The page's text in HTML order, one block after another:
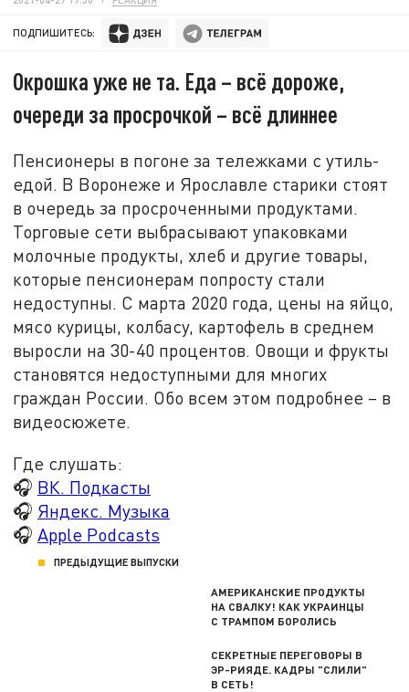
ПОДПИШИТЕСЬ:
Окрошка уже не та. Еда – всё дороже,
очереди за просрочкой – всё длиннее
Пенсионеры в погоне за тележками с утиль-
едой. В Воронеже и Ярославле старики стоят
в очередь за просроченными продуктами.
Торговые сети выбрасывают упаковками
молочные продукты, хлеб и другие товары,
которые пенсионерам попросту стали
недоступны. С марта 2020 года, цены на яйцо,
мясо курицы, колбасу, картофель в среднем
выросли на 30-40 процентов. Овощи и фрукты
становятся недоступными для многих
граждан России. Обо всем этом подробнее – в
видеосюжете.
Где слушать:
🎧 ВК. Подкасты
🎧 Яндекс. Музыка
🎧 Apple Podcasts
ПРЕДЫДУЩИЕ ВЫПУСКИ
АМЕРИКАНСКИЕ ПРОДУКТЫ
НА СВАЛКУ! КАК УКРАИНЦЫ
С ТРАМПОМ БОРОЛИСЬ
СЕКРЕТНЫЕ ПЕРЕГОВОРЫ В
ЭР-РИЯДЕ. КАДРЫ "СЛИЛИ"
В СЕТЬ!